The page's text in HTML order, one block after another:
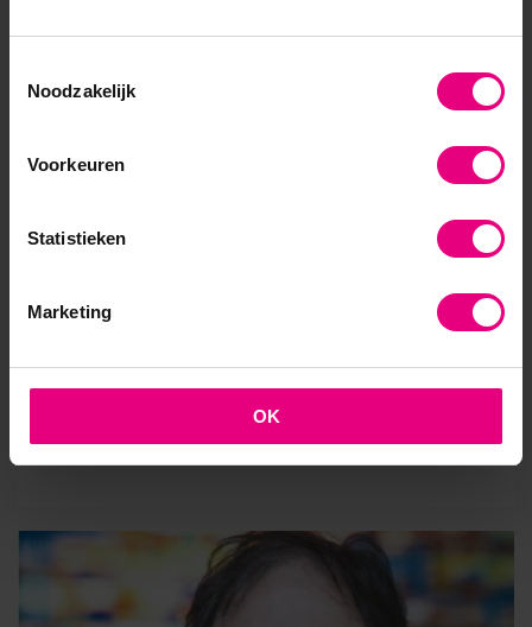
Noodzakelijk
Voorkeuren
Statistieken
Marketing
OK
Gomolka na over de onderwijsstrategie voor de
studenten zo goed mogelijk wil voorbereiden op
Strategisch Leiderschap en sloot deze af met
beroepsonderwijs als er geen beroepen meer